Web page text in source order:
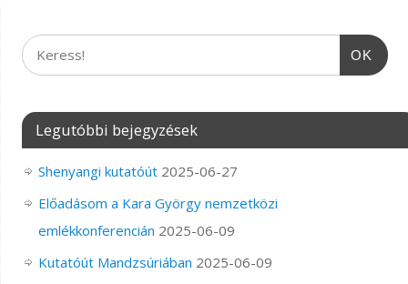
OK
Legutóbbi bejegyzések
Shenyangi kutatóút 2025-06-27
Előadásom a Kara György nemzetközi
emlékkonferencián 2025-06-09
Kutatóút Mandzsúriában 2025-06-09